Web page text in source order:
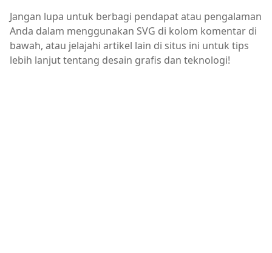
Jangan lupa untuk berbagi pendapat atau pengalaman
Anda dalam menggunakan SVG di kolom komentar di
bawah, atau jelajahi artikel lain di situs ini untuk tips
lebih lanjut tentang desain grafis dan teknologi!